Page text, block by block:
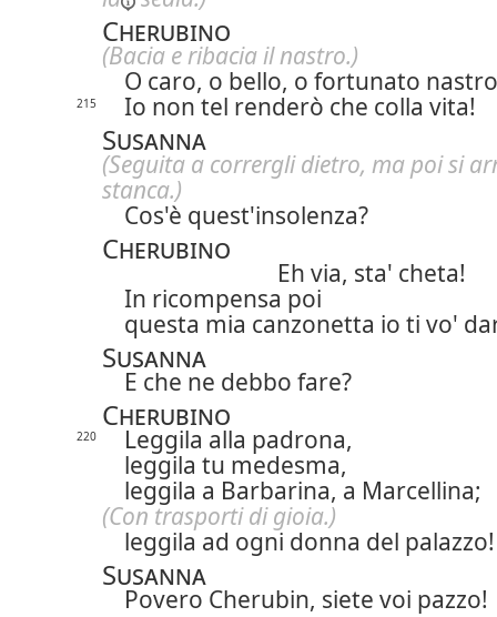
Cherubino
(Bacia e ribacia il nastro.)
O caro, o bello, o fortunato
215 Io non tel renderò che colla vita!
Susanna
(Seguita a corrergli dietro, ma poi si
stanca.)
Cos'è quest'insolenza?
Cherubino
Eh via, sta' cheta!
In ricompensa poi
questa mia canzonetta io ti vo'
Susanna
E che ne debbo fare?
Cherubino
220
Leggila alla padrona,
leggila tu medesma,
leggila a Barbarina, a Marcellina;
(Con trasporti di gioia.)
leggila ad ogni donna del palazzo!
Susanna
Povero Cherubin, siete voi pazzo!